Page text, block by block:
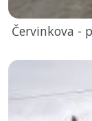
Červinkova -